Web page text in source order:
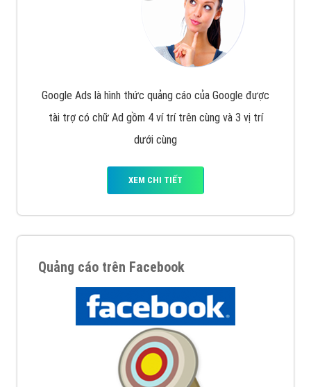
Google Ads là hình thức quảng cáo của Google được
tài trợ có chữ Ad gồm 4 ví trí trên cùng và 3 vị trí
dưới cùng
XEM CHI TIẾT
Quảng cáo trên Facebook